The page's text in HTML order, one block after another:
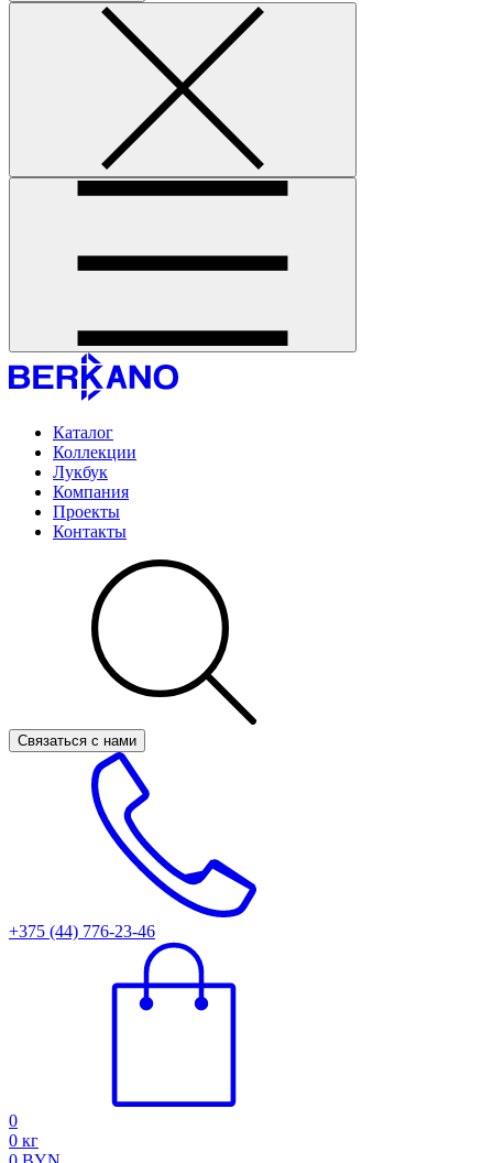
Каталог
Коллекции
Лукбук
Компания
Проекты
Контакты
Связаться с нами
+375 (44) 776-23-46
0
0 кг